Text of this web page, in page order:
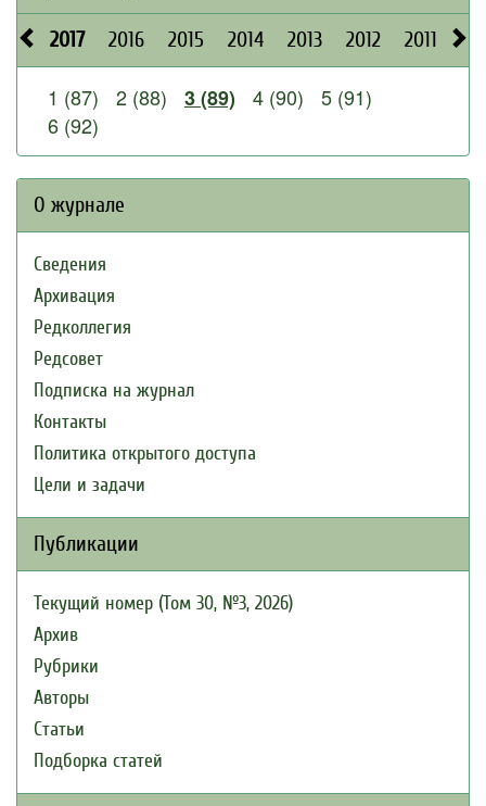
2017 2016 2015 2014 2013 2012 2011
1 (87) 2 (88) 3 (89) 4 (90)
5 (91)
6 (92)
О журнале
Сведения
Архивация
Редколлегия
Редсовет
Подписка на журнал
Контакты
Политика открытого доступа
Цели и задачи
Публикации
Текущий номер (Том 30, №3, 2026)
Архив
Рубрики
Авторы
Статьи
Подборка статей